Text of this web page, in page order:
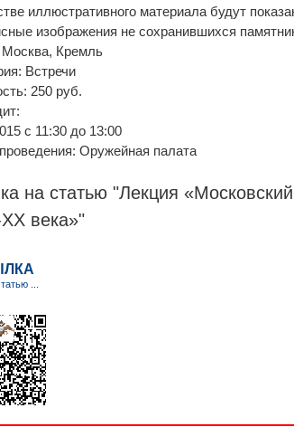
иллюстративного материала будут
изображения не сохранившихся
Кремль
Встречи
250 руб.
с 11:30 до 13:00
Оружейная палата
на статью "Лекция
века»"